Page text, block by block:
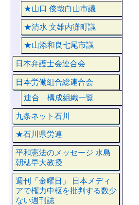
★山口 俊哉白山市議
★清水 文雄内灘町議
★山添和良七尾市議
日本弁護士会連合会
日本労働組合総連合会
連合 構成組織一覧
九条ネット石川
★石川県労連
平和憲法のメッセージ 水島
朝穂早大教授
週刊「金曜日」 日本メディ
アで権力中枢を批判する数少
ない週刊誌